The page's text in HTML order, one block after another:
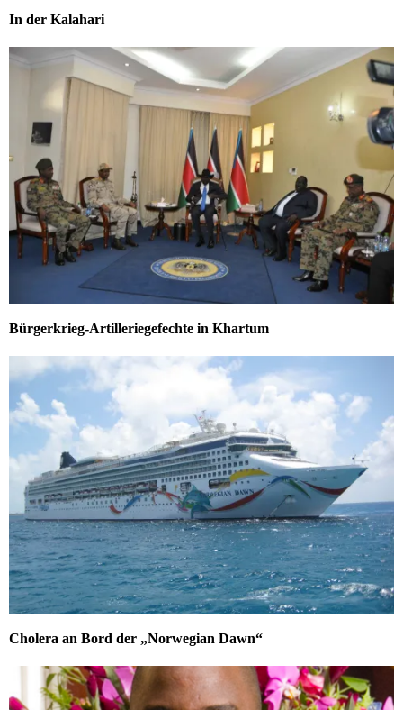
In der Kalahari
Bürgerkrieg-Artilleriegefechte in Khartum
Cholera an Bord der „Norwegian Dawn“